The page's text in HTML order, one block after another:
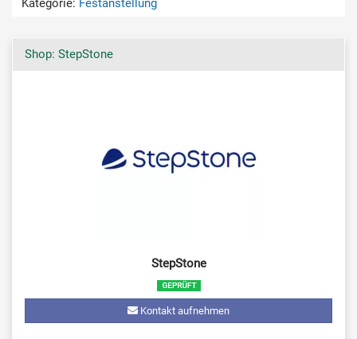
Kategorie: Festanstellung
Shop: StepStone
StepStone
Kontakt aufnehmen